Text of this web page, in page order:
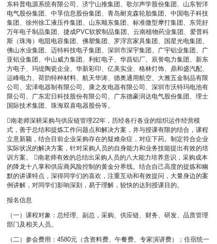
东科普电源系统有限公司、济宁山推集团、歌尔声学股份集团、山东智洋
电气股份集团、中孚信息股份集团、青岛耐克森轮胎集团、中国电子科技
集团、徐州徐工液压件集团、山东顺东集团、标准微型摩打集团、东莞好
万年电子制品集团、捷成PVC软胶制品集团、云南植物药业集团、爱普科
斯（珠海）电阻电容集团、佛塑集团、罗浮宫家具集团、国星光电集团、
佛山水业集团、迈特科技电子集团、深圳市深宇集团、广宇铝业集团、广
亚铝业集团、中山威力集团、利虹电子、华昌铝厂、辰誉电力集团、新东
方电子、玛缇陶瓷企业、华新彩印、亿美实业、格林灯饰、鼎和盛汽配、
运峰电力、荷韵特种材料、航天华涛、德奥通用航空、大雅五金制品有限
公司、宏泽电器制有限公司、康之友电器有限公司、深圳市沃特玛电池有
限公司、广东宏日科技股份有限公司、广东德豪润达电气股份集团、理士
国际技术集团、珠海双喜电器股份等。
南老师深耕采购与供应链管理22年，历经各行各业的组织运作经营模
式，善于总结和提炼工作问题点和解决方案，并与授课有限的结合，课程
立意新颖，结合目前企业采购存在的疑难杂症，对症下药。制定符合企业
实际状况的解决方案，针对采购人员的自身能力和业务技能提出有效的培
训方案。 南老师有效的总结出采购人员的八大能力培养意识，采购成本
的降龙十八掌和供应商风险控制的黄金分界线。结合自己高度的提炼和幽
默的讲课特点，深得同学们的喜欢，注重互动和有效提问，大量身边的案
例讲解，对同学们影响深刻，易于理解，较快的达到授课目的。
报名信息
（一）课程对象：总经理、副总，采购、供应链、财务、研发、品质管理
部门及相关人员。
（二）参会费用：4580元（含资料费、午餐费、专家演讲费）；住宿统一